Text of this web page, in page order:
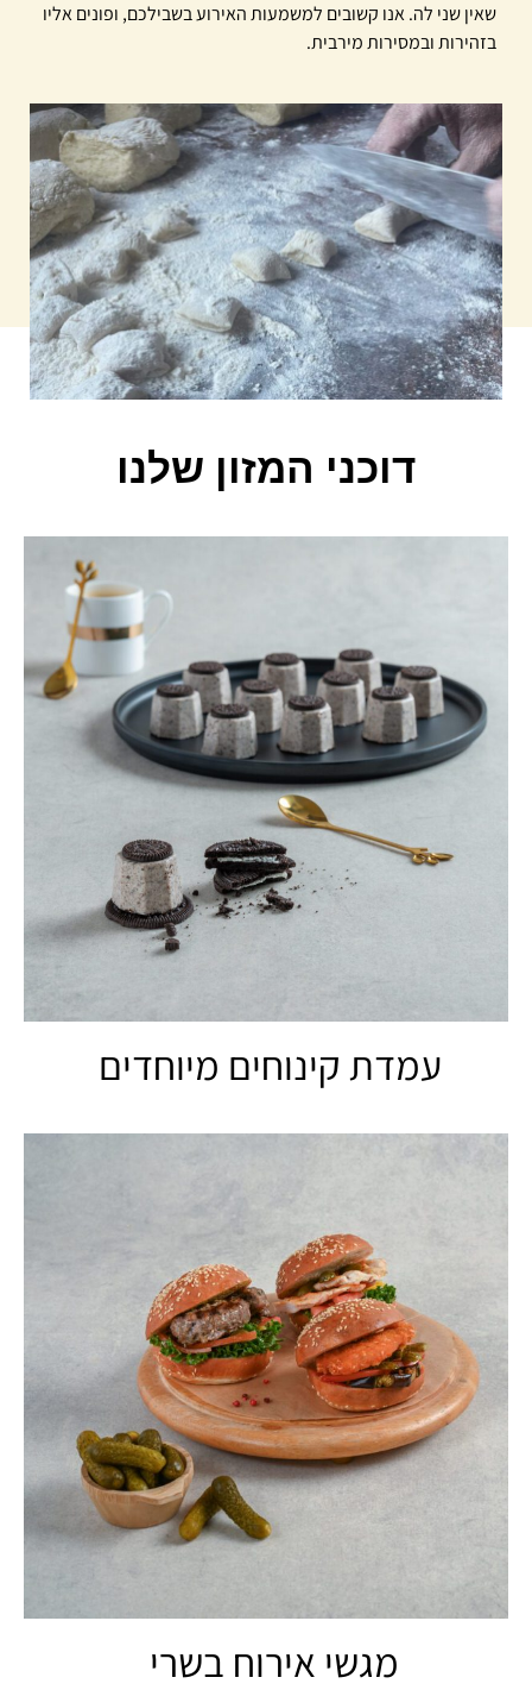
שאין שני לה. אנו קשובים למשמעות האירוע בשבילכם, ופונים אליו
בזהירות ובמסירות מירבית.
דוכני המזון שלנו
עמדת קינוחים מיוחדים
מגשי אירוח בשרי